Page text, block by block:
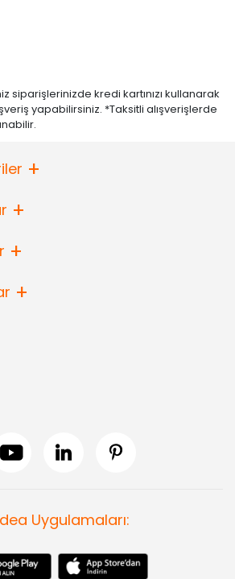
siparişlerinizde kredi kartınızı kullanarak
yapabilirsiniz. *Taksitli alışverişlerde
Uygulamaları: